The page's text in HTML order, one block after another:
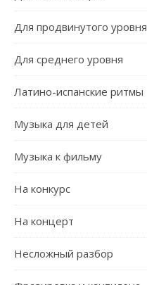
Для продвинутого уровня
Для среднего уровня
Латино-испанские ритмы
Музыка для детей
Музыка к фильму
На конкурс
На концерт
Несложный разбор